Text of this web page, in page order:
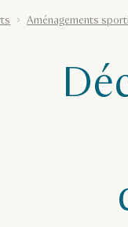
Aménagements